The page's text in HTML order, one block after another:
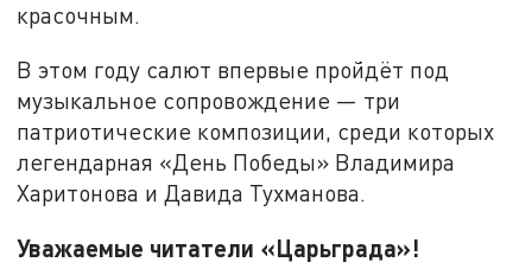
красочным.
В этом году салют впервые пройдёт под
музыкальное сопровождение — три
патриотические композиции, среди которых
легендарная «День Победы» Владимира
Харитонова и Давида Тухманова.
Уважаемые читатели «Царьграда»!